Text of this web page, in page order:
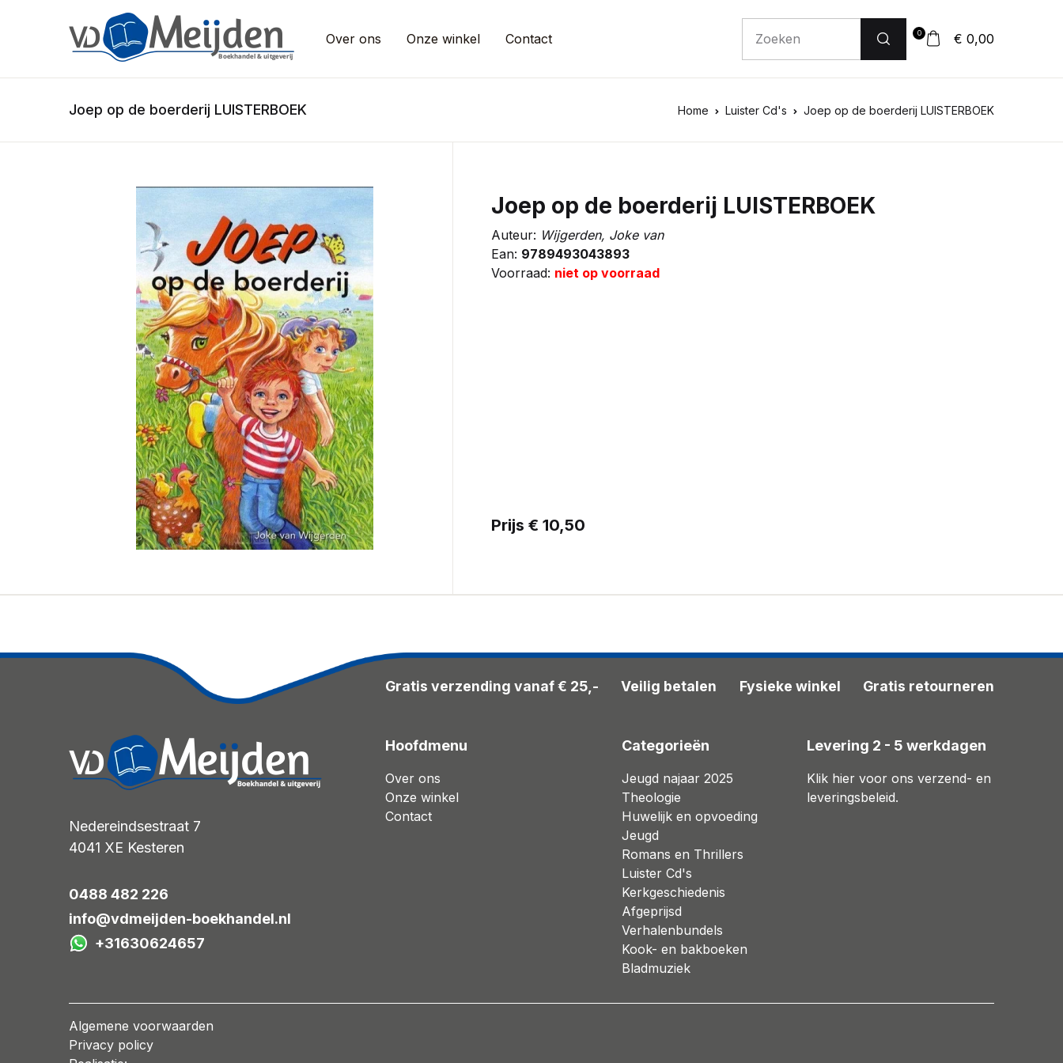
Over ons Onze winkel Contact 0 € 0,00
Joep op de boerderij LUISTERBOEK Home Luister Cd's Joep op de boerderij LUISTERBOEK
Joep op de boerderij LUISTERBOEK
Auteur: Wijgerden, Joke van
Ean: 9789493043893
Voorraad: niet op voorraad
Prijs € 10,50
Gratis verzending vanaf € 25,- Veilig betalen Fysieke winkel Gratis retourneren
Nedereindsestraat 7
4041 XE Kesteren
0488 482 226
info@vdmeijden-boekhandel.nl
+31630624657
Hoofdmenu
Over ons
Onze winkel
Contact
Categorieën
Jeugd najaar 2025
Theologie
Huwelijk en opvoeding
Jeugd
Romans en Thrillers
Luister Cd's
Kerkgeschiedenis
Afgeprijsd
Verhalenbundels
Kook- en bakboeken
Bladmuziek
Levering 2 - 5 werkdagen
Klik hier voor ons verzend- en
leveringsbeleid.
Algemene voorwaarden
Privacy policy